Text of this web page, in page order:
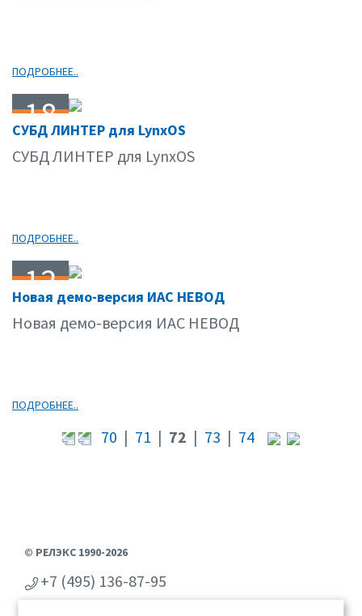
ПОДРОБНЕЕ..
18
11.09
СУБД ЛИНТЕР для LynxOS
СУБД ЛИНТЕР для LynxOS
ПОДРОБНЕЕ..
12
11.09
Новая демо-версия ИАС НЕВОД
Новая демо-версия ИАС НЕВОД
ПОДРОБНЕЕ..
70 | 71 | 72 | 73 | 74
© РЕЛЭКС 1990-2026
+7 (495) 136-87-95